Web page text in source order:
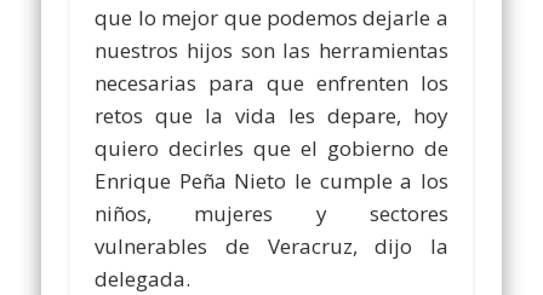
que lo mejor que podemos dejarle a
nuestros hijos son las herramientas
necesarias para que enfrenten los
retos que la vida les depare, hoy
quiero decirles que el gobierno de
Enrique Peña Nieto le cumple a los
niños, mujeres y sectores
vulnerables de Veracruz, dijo la
delegada.